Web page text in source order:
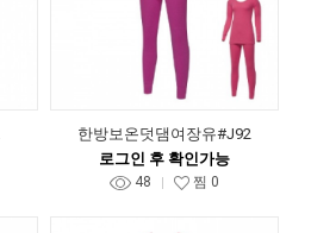
한방보온덧댐여장유#J92
로그인 후 확인가능
48 찜 0